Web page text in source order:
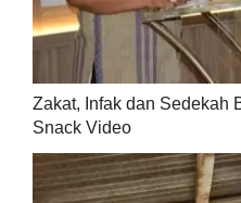
Zakat, Infak dan Sedekah
Snack Video